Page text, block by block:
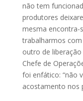
não tem
produtores
mesma encontra-
trabalharmos
outro de
Chefe de
foi enfático: “não
acostamento nos